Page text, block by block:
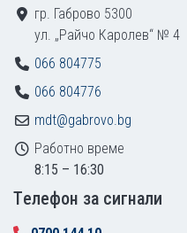
гр. Габрово 5300
ул. „Райчо Каролев“ № 4
066 804775
066 804776
mdt@gabrovo.bg
Работно време
8:15 – 16:30
Tелефон за сигнали